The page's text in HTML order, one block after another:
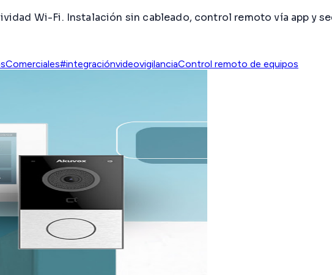
Wi-Fi. Instalación sin cableado, control remoto vía app y
#integraciónvideovigilanciaControl remoto de equipos